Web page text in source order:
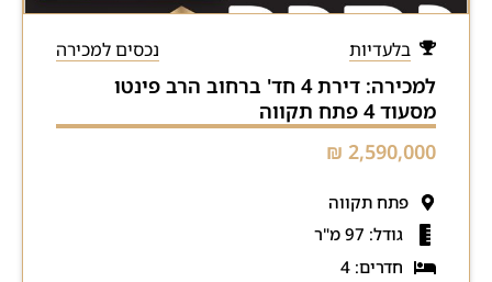
בלעדיות נכסים למכירה
למכירה: דירת 4 חד' ברחוב הרב פינטו
מסעוד 4 פתח תקווה
2,590,000 ₪
פתח תקווה
גודל: 97 מ"ר
חדרים: 4